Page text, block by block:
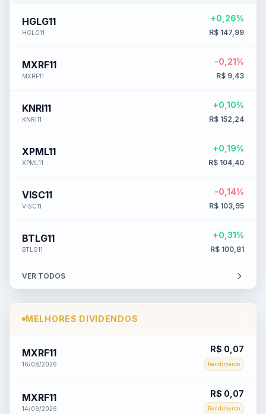
HGLG11
HGLG11
+0,26%
R$ 147,99
MXRF11
MXRF11
-0,21%
R$ 9,43
KNRI11
KNRI11
+0,10%
R$ 152,24
XPML11
XPML11
+0,19%
R$ 104,40
VISC11
VISC11
-0,14%
R$ 103,95
BTLG11
BTLG11
+0,31%
R$ 100,81
VER TODOS
MELHORES DIVIDENDOS
MXRF11
16/08/2026
R$ 0,07
Rendimento
MXRF11
14/09/2026
R$ 0,07
Rendimento